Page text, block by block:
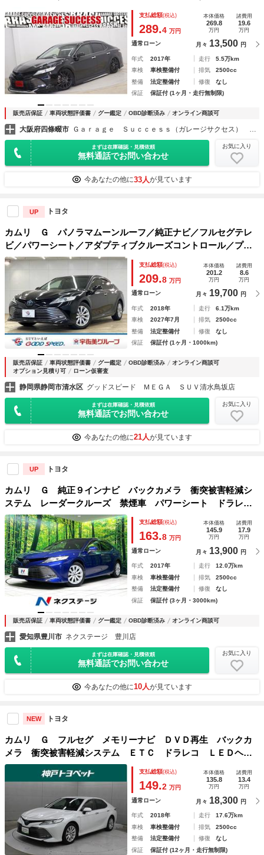
ｏｏｔｈ／バックカメラ／運転席パワーシート／電子サイドブ
レーキ／プッシュスタート／ＥＴＣ／カスタム／
支払総額(税込)
289.4 万円
本体価格
269.8
万円
諸費用
19.6
万円
通常ローン 月々 13,500 円
年式 2017年 走行
5.5万km
車検
車検整備付 排気
2500cc
整備
法定整備付 修復
なし
保証
保証付 (1ヶ月・走行無制限)
販売店保証 車両状態評価書 グー鑑定 OBD診断済み オンライン商談可
大阪府四條畷市 Ｇａｒａｇｅ Ｓｕｃｃｅｓｓ（ガレージサクセス） 大阪外環店 マークＸ・クラウン専門店
まずは在庫確認・見積依頼
無料通話でお問い合わせ
お気に入り
今あなたの他に33人が見ています
UP トヨタ
カムリ Ｇ パノラマムーンルーフ／純正ナビ／フルセグテレ
ビ／パワーシート／アダプティブクルーズコントロール／プリ
クラッシュセーフティ／オートマチックハイビーム／ＥＴＣ車
載器／プッシュスタート／ＬＥＤヘッドライト
支払総額(税込)
209.8 万円
本体価格
201.2
万円
諸費用
8.6
万円
通常ローン 月々 19,700 円
年式 2018年 走行
6.1万km
車検
2027年7月 排気
2500cc
整備
法定整備付 修復
なし
保証
保証付 (1ヶ月・1000km)
販売店保証 車両状態評価書 グー鑑定 OBD診断済み
オンライン商談可
オプション見積り可
ローン仮審査
静岡県静岡市清水区 グッドスピード ＭＥＧＡ ＳＵＶ清水鳥坂店
まずは在庫確認・見積依頼
無料通話でお問い合わせ
お気に入り
今あなたの他に21人が見ています
UP トヨタ
カムリ Ｇ 純正９インナビ バックカメラ 衝突被害軽減シ
ステム レーダークルーズ 禁煙車 パワーシート ドラレ
コ スマートキー ＬＥＤヘッド ビルトインＥＴＣ 純正１
７インチアルミ オートハイビーム
支払総額(税込)
163.8 万円
本体価格
145.9
万円
諸費用
17.9
万円
通常ローン 月々 13,900 円
年式 2017年 走行
12.0万km
車検
車検整備付 排気
2500cc
整備
法定整備付 修復
なし
保証
保証付 (3ヶ月・3000km)
販売店保証 車両状態評価書 グー鑑定 OBD診断済み オンライン商談可
愛知県豊川市 ネクステージ 豊川店
まずは在庫確認・見積依頼
無料通話でお問い合わせ
お気に入り
今あなたの他に10人が見ています
NEW トヨタ
カムリ Ｇ フルセグ メモリーナビ ＤＶＤ再生 バックカ
メラ 衝突被害軽減システム ＥＴＣ ドラレコ ＬＥＤヘッ
ドランプ アイドリングストップ
支払総額(税込)
149.2 万円
本体価格
135.8
万円
諸費用
13.4
万円
通常ローン 月々 18,300 円
年式 2018年 走行
17.6万km
車検
車検整備付 排気
2500cc
整備
法定整備付 修復
なし
保証
保証付 (12ヶ月・走行無制限)